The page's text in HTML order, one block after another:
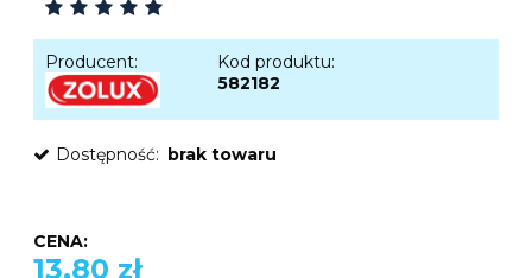
Producent:
Kod produktu:
582182
Dostępność: brak towaru
CENA:
13,80 zł